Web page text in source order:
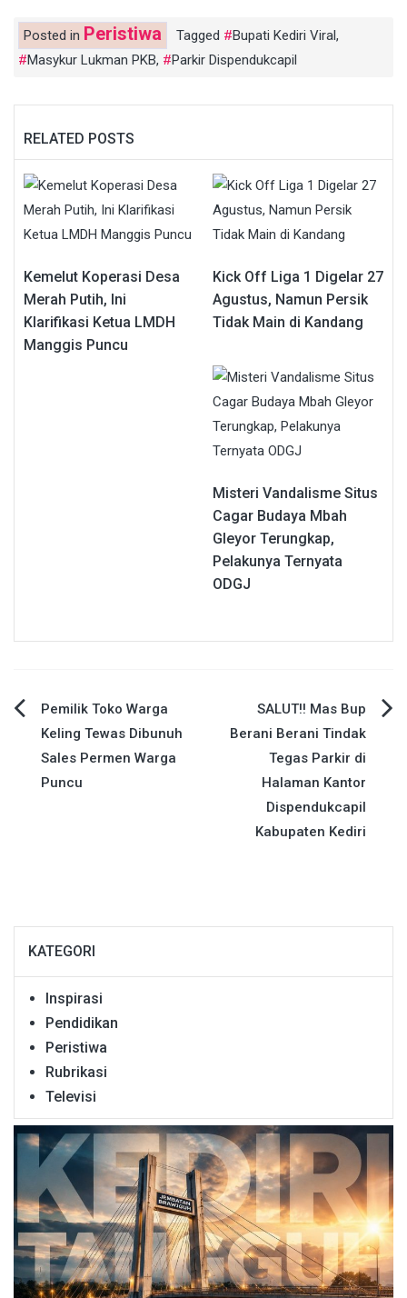
Posted in Peristiwa Tagged Bupati Kediri Viral,
Masykur Lukman PKB, Parkir Dispendukcapil
RELATED POSTS
Kemelut Koperasi Desa
Merah Putih, Ini
Klarifikasi Ketua LMDH
Manggis Puncu
Kick Off Liga 1 Digelar 27
Agustus, Namun Persik
Tidak Main di Kandang
Misteri Vandalisme Situs
Cagar Budaya Mbah
Gleyor Terungkap,
Pelakunya Ternyata
ODGJ
Navigasi
pos
Pemilik Toko Warga
Keling Tewas Dibunuh
Sales Permen Warga
Puncu
SALUT!! Mas Bup
Berani Berani Tindak
Tegas Parkir di
Halaman Kantor
Dispendukcapil
Kabupaten Kediri
KATEGORI
Inspirasi
Pendidikan
Peristiwa
Rubrikasi
Televisi